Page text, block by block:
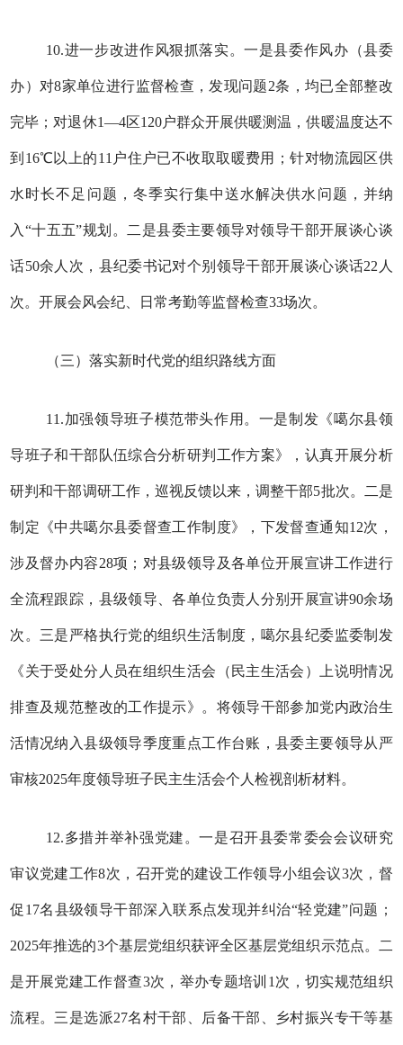
10.进一步改进作风狠抓落实。一是县委作风办（县委
办）对8家单位进行监督检查，发现问题2条，均已全部整改
完毕；对退休1—4区120户群众开展供暖测温，供暖温度达不
到16℃以上的11户住户已不收取取暖费用；针对物流园区供
水时长不足问题，冬季实行集中送水解决供水问题，并纳
入“十五五”规划。二是县委主要领导对领导干部开展谈心谈
话50余人次，县纪委书记对个别领导干部开展谈心谈话22人
次。开展会风会纪、日常考勤等监督检查33场次。
（三）落实新时代党的组织路线方面
11.加强领导班子模范带头作用。一是制发《噶尔县领
导班子和干部队伍综合分析研判工作方案》，认真开展分析
研判和干部调研工作，巡视反馈以来，调整干部5批次。二是
制定《中共噶尔县委督查工作制度》，下发督查通知12次，
涉及督办内容28项；对县级领导及各单位开展宣讲工作进行
全流程跟踪，县级领导、各单位负责人分别开展宣讲90余场
次。三是严格执行党的组织生活制度，噶尔县纪委监委制发
《关于受处分人员在组织生活会（民主生活会）上说明情况
排查及规范整改的工作提示》。将领导干部参加党内政治生
活情况纳入县级领导季度重点工作台账，县委主要领导从严
审核2025年度领导班子民主生活会个人检视剖析材料。
12.多措并举补强党建。一是召开县委常委会会议研究
审议党建工作8次，召开党的建设工作领导小组会议3次，督
促17名县级领导干部深入联系点发现并纠治“轻党建”问题；
2025年推选的3个基层党组织获评全区基层党组织示范点。二
是开展党建工作督查3次，举办专题培训1次，切实规范组织
流程。三是选派27名村干部、后备干部、乡村振兴专干等基